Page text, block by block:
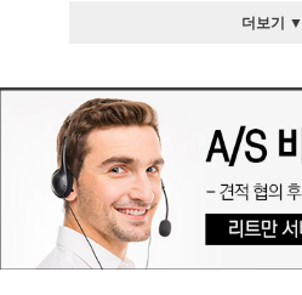
더보기 ▼